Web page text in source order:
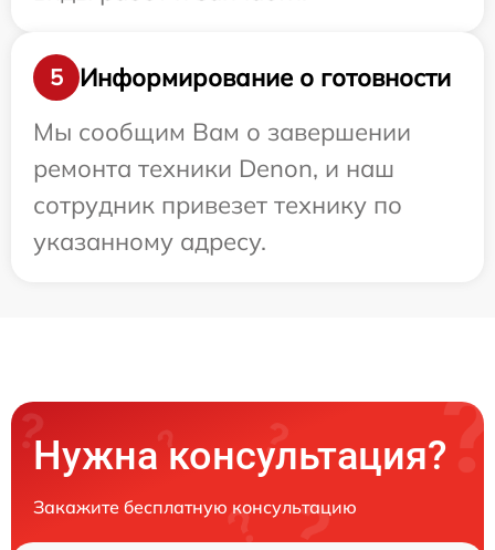
5
Информирование о готовности
Мы сообщим Вам о завершении
ремонта техники Denon, и наш
сотрудник привезет технику по
указанному адресу.
Нужна консультация?
Закажите бесплатную консультацию